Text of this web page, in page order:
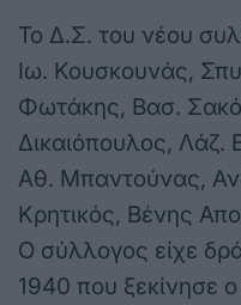
Το Δ.Σ. του νέου
Ιω. Κουσκουνάς,
Φωτάκης, Βασ.
Δικαιόπουλος, Λάζ.
Αθ. Μπαντούνας,
Κρητικός, Βένης
Ο σύλλογος είχε
1940 που ξεκίνησε